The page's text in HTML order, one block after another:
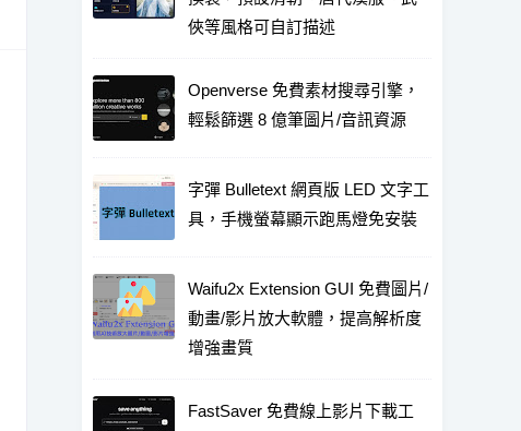
俠等風格可自訂描述
Openverse 免費素材搜尋引擎，
輕鬆篩選 8 億筆圖片/音訊資源
字彈 Bulletext 網頁版 LED 文字工
具，手機螢幕顯示跑馬燈免安裝
Waifu2x Extension GUI 免費圖片/
動畫/影片放大軟體，提高解析度
增強畫質
FastSaver 免費線上影片下載工